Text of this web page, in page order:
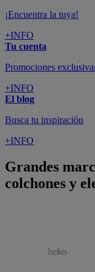
¡Encuentra la tuya!
+INFO
Tu cuenta
Promociones
+INFO
El blog
Busca tu inspiración
+INFO
Grandes
colchones y